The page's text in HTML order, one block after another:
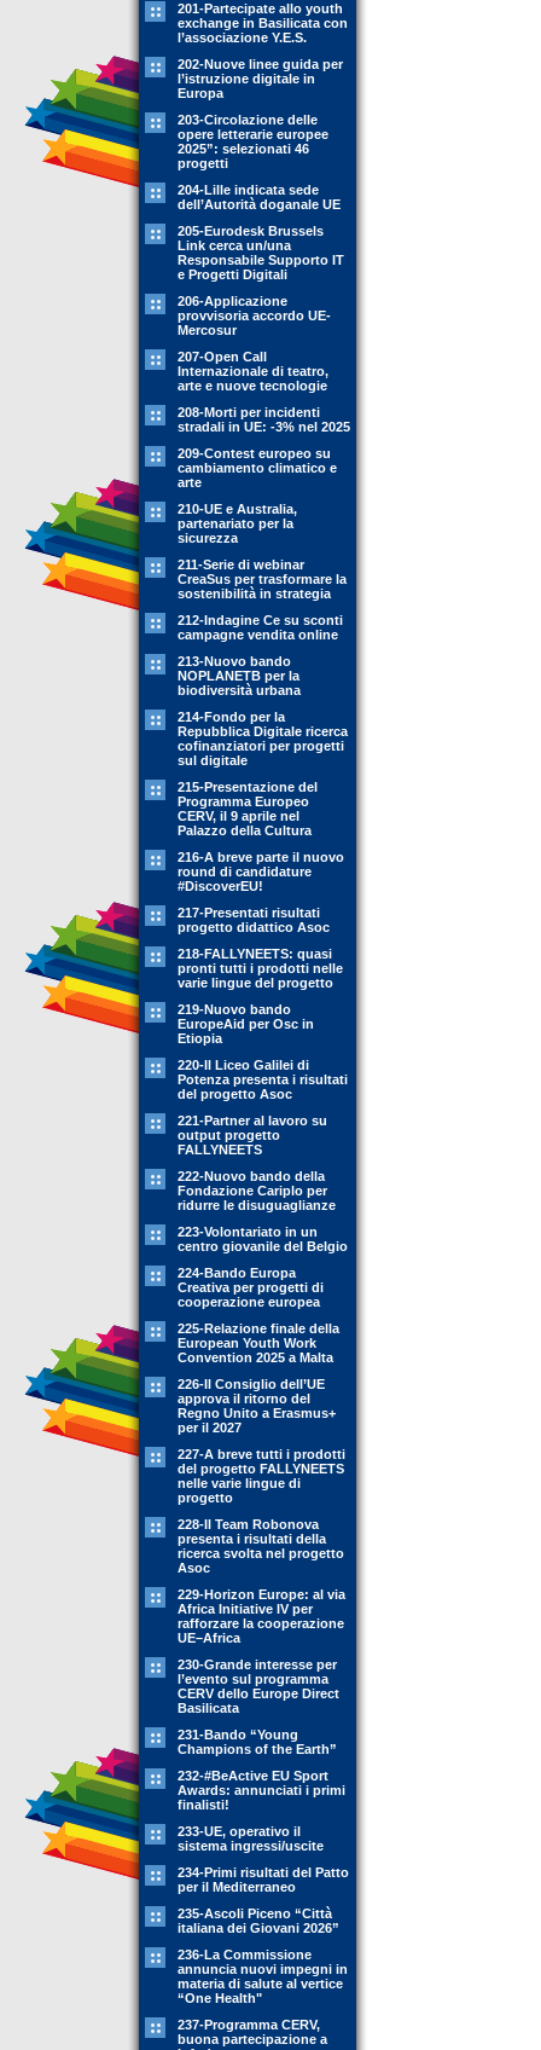
201-Partecipate allo youth
exchange in Basilicata con
l’associazione Y.E.S.
202-Nuove linee guida per
l’istruzione digitale in
Europa
203-Circolazione delle
opere letterarie europee
2025”: selezionati 46
progetti
204-Lille indicata sede
dell’Autorità doganale UE
205-Eurodesk Brussels
Link cerca un/una
Responsabile Supporto IT
e Progetti Digitali
206-Applicazione
provvisoria accordo UE-
Mercosur
207-Open Call
Internazionale di teatro,
arte e nuove tecnologie
208-Morti per incidenti
stradali in UE: -3% nel 2025
209-Contest europeo su
cambiamento climatico e
arte
210-UE e Australia,
partenariato per la
sicurezza
211-Serie di webinar
CreaSus per trasformare la
sostenibilità in strategia
212-Indagine Ce su sconti
campagne vendita online
213-Nuovo bando
NOPLANETB per la
biodiversità urbana
214-Fondo per la
Repubblica Digitale ricerca
cofinanziatori per progetti
sul digitale
215-Presentazione del
Programma Europeo
CERV, il 9 aprile nel
Palazzo della Cultura
216-A breve parte il nuovo
round di candidature
#DiscoverEU!
217-Presentati risultati
progetto didattico Asoc
218-FALLYNEETS: quasi
pronti tutti i prodotti nelle
varie lingue del progetto
219-Nuovo bando
EuropeAid per Osc in
Etiopia
220-Il Liceo Galilei di
Potenza presenta i risultati
del progetto Asoc
221-Partner al lavoro su
output progetto
FALLYNEETS
222-Nuovo bando della
Fondazione Cariplo per
ridurre le disuguaglianze
223-Volontariato in un
centro giovanile del Belgio
224-Bando Europa
Creativa per progetti di
cooperazione europea
225-Relazione finale della
European Youth Work
Convention 2025 a Malta
226-Il Consiglio dell’UE
approva il ritorno del
Regno Unito a Erasmus+
per il 2027
227-A breve tutti i prodotti
del progetto FALLYNEETS
nelle varie lingue di
progetto
228-Il Team Robonova
presenta i risultati della
ricerca svolta nel progetto
Asoc
229-Horizon Europe: al via
Africa Initiative IV per
rafforzare la cooperazione
UE–Africa
230-Grande interesse per
l’evento sul programma
CERV dello Europe Direct
Basilicata
231-Bando “Young
Champions of the Earth”
232-#BeActive EU Sport
Awards: annunciati i primi
finalisti!
233-UE, operativo il
sistema ingressi/uscite
234-Primi risultati del Patto
per il Mediterraneo
235-Ascoli Piceno “Città
italiana dei Giovani 2026”
236-La Commissione
annuncia nuovi impegni in
materia di salute al vertice
“One Health"
237-Programma CERV,
buona partecipazione a